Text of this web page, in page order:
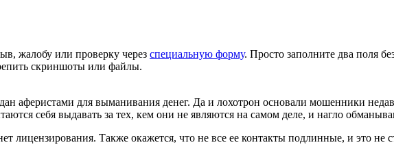
жалобу или проверку через специальную форму. Просто заполните два поля
скриншоты или файлы.
аферистами для выманивания денег. Да и лохотрон основали мошенники
себя выдавать за тех, кем они не являются на самом деле, и нагло
лицензирования. Также окажется, что не все ее контакты подлинные, и это не